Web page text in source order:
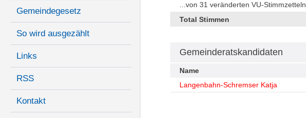
Gemeindegesetz
So wird ausgezählt
Links
RSS
Kontakt
...von 31 veränderten VU-Stimmzetteln
Total Stimmen
Gemeinderatskandidaten
Name
Langenbahn-Schremser Katja